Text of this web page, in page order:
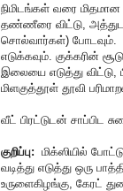
நிமிடங்கள் வரை
தண்ணீரை விட்டு,
சொல்வார்கள்) போடவும்.
எடுக்கவும். குக்கரின்
இலையை எடுத்து விட்டு,
மிளகுத்தூள் தூவி
வீட் பிரட்டுடன் சாப்பிட
குறிப்பு: மிக்ஸியில்
வடித்து எடுத்து ஒரு
உருளைகிழங்கு, கேரட்